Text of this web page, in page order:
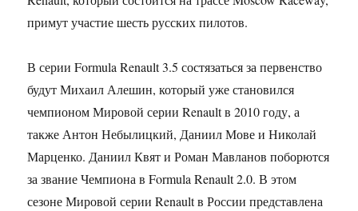
примут участие шесть русских пилотов.
В серии Formula Renault 3.5 состязаться за первенство
будут Михаил Алешин, который уже становился
чемпионом Мировой серии Renault в 2010 году, а
также Антон Небылицкий, Даниил Мове и Николай
Марценко. Даниил Квят и Роман Мавланов поборются
за звание Чемпиона в Formula Renault 2.0. В этом
сезоне Мировой серии Renault в России представлена